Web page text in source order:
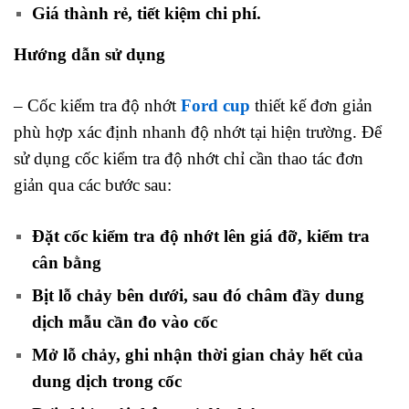
Giá thành rẻ, tiết kiệm chi phí.
Hướng dẫn sử dụng
– Cốc kiểm tra độ nhớt Ford cup thiết kế đơn giản
phù hợp xác định nhanh độ nhớt tại hiện trường. Để
sử dụng cốc kiểm tra độ nhớt chỉ cần thao tác đơn
giản qua các bước sau:
Đặt cốc kiểm tra độ nhớt lên giá đỡ, kiểm tra
cân bằng
Bịt lỗ chảy bên dưới, sau đó châm đầy dung
dịch mẫu cần đo vào cốc
Mở lỗ chảy, ghi nhận thời gian chảy hết của
dung dịch trong cốc